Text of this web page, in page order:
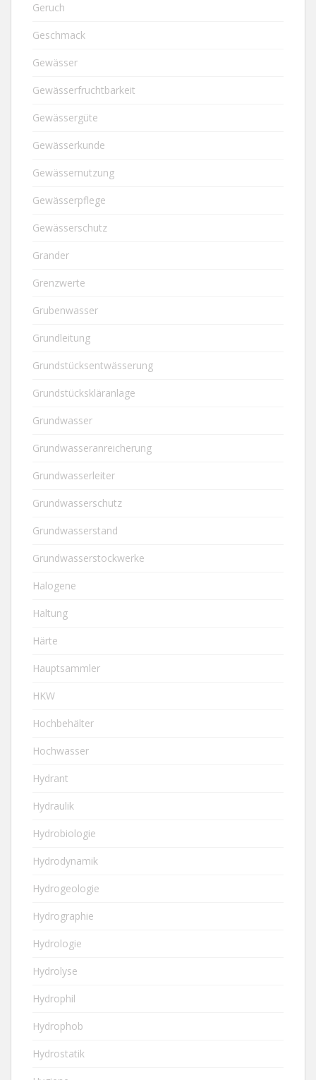
Geruch
Geschmack
Gewässer
Gewässerfruchtbarkeit
Gewässergüte
Gewässerkunde
Gewässernutzung
Gewässerpflege
Gewässerschutz
Grander
Grenzwerte
Grubenwasser
Grundleitung
Grundstücksentwässerung
Grundstückskläranlage
Grundwasser
Grundwasseranreicherung
Grundwasserleiter
Grundwasserschutz
Grundwasserstand
Grundwasserstockwerke
Halogene
Haltung
Härte
Hauptsammler
HKW
Hochbehälter
Hochwasser
Hydrant
Hydraulik
Hydrobiologie
Hydrodynamik
Hydrogeologie
Hydrographie
Hydrologie
Hydrolyse
Hydrophil
Hydrophob
Hydrostatik